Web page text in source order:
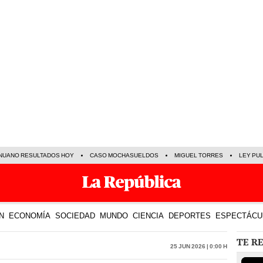
RESULTADOS HOY CASO MOCHASUELDOS MIGUEL TORRES LEY
ECONOMÍA SOCIEDAD MUNDO CIENCIA DEPORTES
25 Jun 2026 | 0:00 h TE